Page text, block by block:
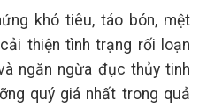
khó tiêu, táo bón, mệt
thiện tình trạng rối loạn
ngăn ngừa đục thủy tinh
quý giá nhất trong quả